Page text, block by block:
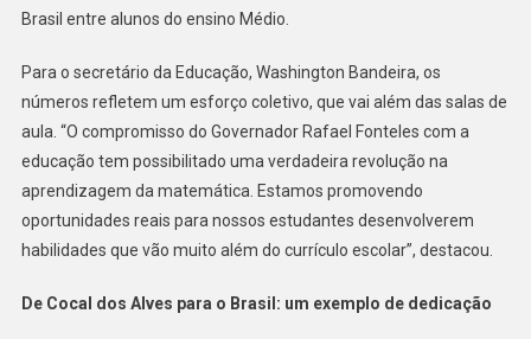
Brasil entre alunos do ensino Médio.
Para o secretário da Educação, Washington Bandeira, os
números refletem um esforço coletivo, que vai além das salas de
aula. “O compromisso do Governador Rafael Fonteles com a
educação tem possibilitado uma verdadeira revolução na
aprendizagem da matemática. Estamos promovendo
oportunidades reais para nossos estudantes desenvolverem
habilidades que vão muito além do currículo escolar”, destacou.
De Cocal dos Alves para o Brasil: um exemplo de dedicação